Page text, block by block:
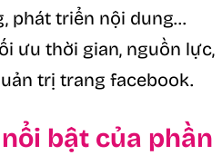
phát triển nội dung…
ưu thời gian, nguồn lực,
trị trang facebook.
bật của phần